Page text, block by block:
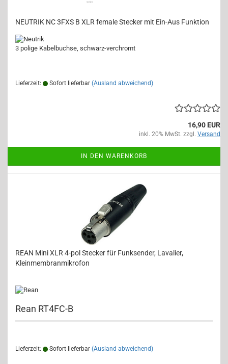
NEUTRIK NC 3FXS B XLR female Stecker mit Ein-Aus Funktion
3 polige Kabelbuchse, schwarz-verchromt
Lieferzeit: Sofort lieferbar (Ausland abweichend)
16,90 EUR
inkl. 20% MwSt. zzgl. Versand
IN DEN WARENKORB
REAN Mini XLR 4-pol Stecker für Funksender, Lavalier,
Kleinmembranmikrofon
Rean RT4FC-B
Lieferzeit: Sofort lieferbar (Ausland abweichend)